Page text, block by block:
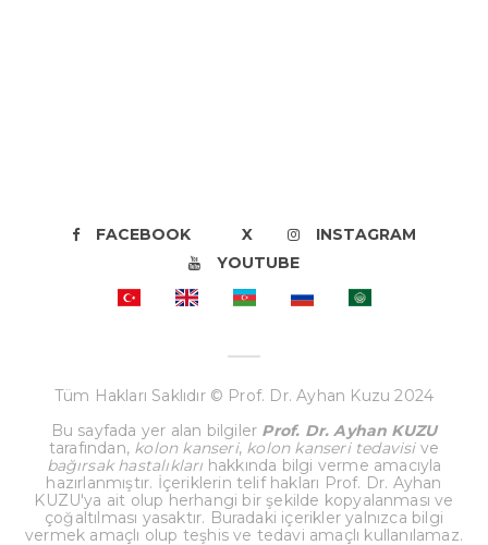
FACEBOOK X
INSTAGRAM
YOUTUBE
Tüm Hakları Saklıdır © Prof. Dr. Ayhan Kuzu 2024
Bu sayfada yer alan bilgiler Prof. Dr. Ayhan KUZU
tarafından, kolon kanseri, kolon kanseri tedavisive
bağırsak hastalıkları hakkında bilgi verme amacıyla
hazırlanmıştır. İçeriklerin telif hakları Prof. Dr. Ayhan
KUZU'ya ait olup herhangi bir şekilde kopyalanması ve
çoğaltılması yasaktır. Buradaki içerikler yalnızca bilgi
vermek amaçlı olup teşhis ve tedavi amaçlı kullanılamaz.